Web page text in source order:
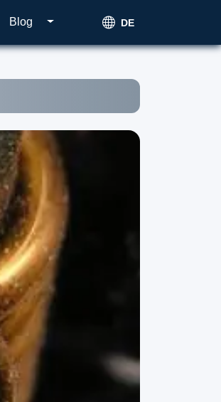
Blog DE